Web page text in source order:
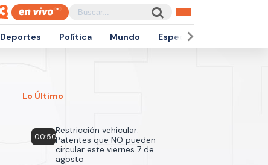
Deportes Política Mundo Espectáculos
Lo Último
00:50
Restricción vehicular:
Patentes que NO pueden
circular este viernes 7 de
agosto